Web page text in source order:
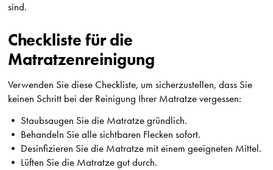
sind.
Checkliste für die
Matratzenreinigung
Verwenden Sie diese Checkliste, um sicherzustellen, dass Sie
keinen Schritt bei der Reinigung Ihrer Matratze vergessen:
• Staubsaugen Sie die Matratze gründlich.
• Behandeln Sie alle sichtbaren Flecken sofort.
• Desinfizieren Sie die Matratze mit einem geeigneten Mittel.
• Lüften Sie die Matratze gut durch.